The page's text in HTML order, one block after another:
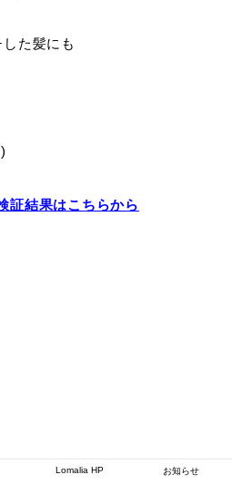
た髪にも
証結果はこちらから
Lomalia HP お知らせ